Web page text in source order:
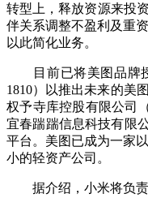
转型上，释放资源来投
伴关系调整不盈利及重
以此简化业务。
目前已将美图品牌授
1810）以推出未来的美
权予寺库控股有限公司
宜春踹踹信息科技有限
平台。美图已成为一家
小的轻资产公司。
据介绍，小米将负责